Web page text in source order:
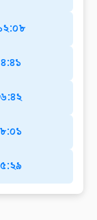
৪:৪১
৬:৪২
৮:০১
৫:২৯